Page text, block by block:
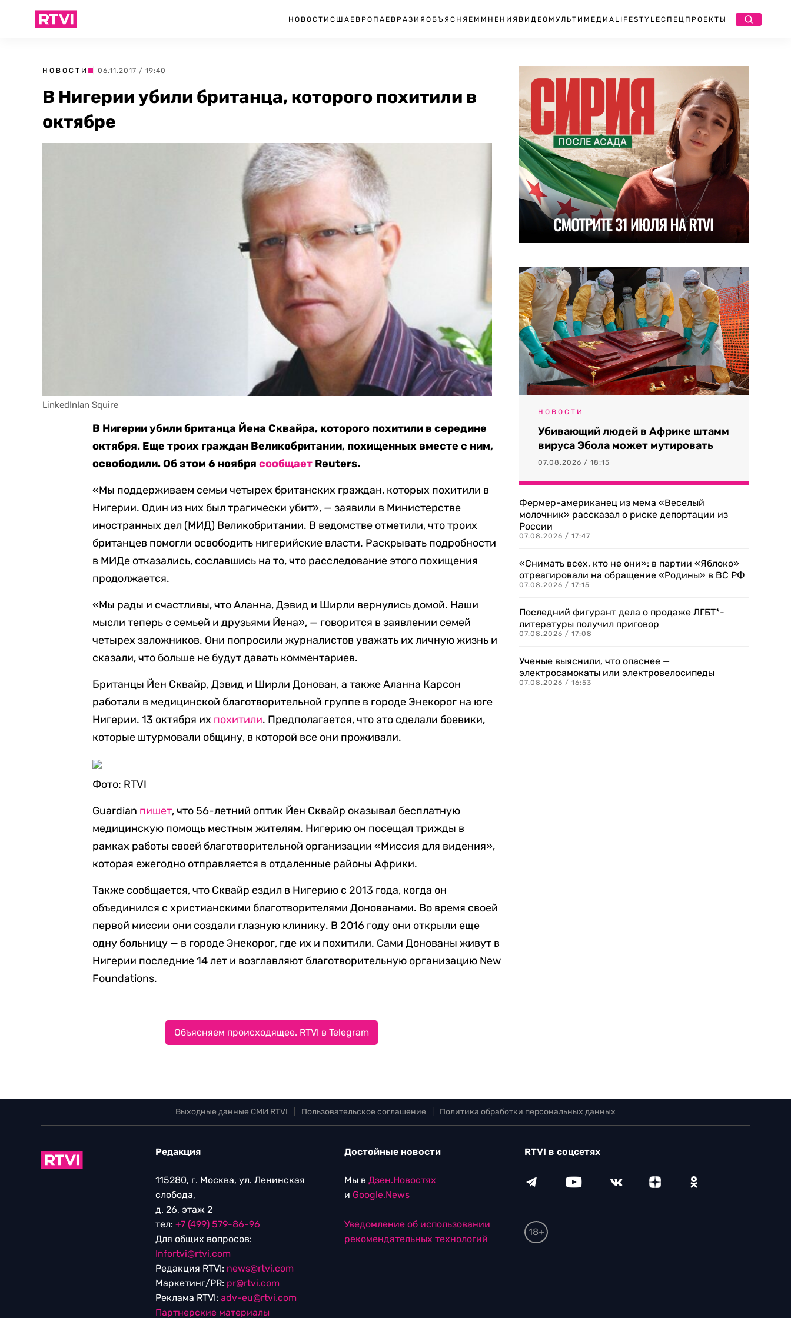
НОВОСТИ США ЕВРОПА ЕВРАЗИЯ ОБЪЯСНЯЕМ МНЕНИЯ ВИДЕО МУЛЬТИМЕДИА LIFESTYLEСПЕЦПРОЕКТЫ
НОВОСТИ | 06.11.2017 / 19:40
В Нигерии убили британца, которого похитили в
октябре
LinkedInIan Squire
В Нигерии убили британца Йена Сквайра, которого похитили в середине
октября. Еще троих граждан Великобритании, похищенных вместе с ним,
освободили. Об этом 6 ноябрясообщает Reuters.
«Мы поддерживаем семьи четырех британских граждан, которых похитили в
Нигерии. Один из них был трагически убит», — заявили в Министерстве
иностранных дел (МИД) Великобритании. В ведомстве отметили, что троих
британцев помогли освободить нигерийские власти. Раскрывать подробности
в МИДе отказались, сославшись на то, что расследование этого похищения
продолжается.
«Мы рады и счастливы, что Аланна, Дэвид и Ширли вернулись домой. Наши
мысли теперь с семьей и друзьями Йена», — говорится в заявлении семей
четырех заложников. Они попросили журналистов уважать их личную жизнь и
сказали, что больше не будут давать комментариев.
Британцы Йен Сквайр, Дэвид и Ширли Донован, а также Аланна Карсон
работали в медицинской благотворительной группе в городе Энекорог на юге
Нигерии. 13 октября их похитили. Предполагается, что это сделали боевики,
которые штурмовали общину, в которой все они проживали.
Фото: RTVI
Guardian пишет, что 56-летний оптик Йен Сквайр оказывал бесплатную
медицинскую помощь местным жителям. Нигерию он посещал трижды в
рамках работы своей благотворительной организации «Миссия для видения»,
которая ежегодно отправляется в отдаленные районы Африки.
Также сообщается, что Сквайр ездил в Нигерию с 2013 года, когда он
объединился с христианскими благотворителями Донованами. Во время своей
первой миссии они создали глазную клинику. В 2016 году они открыли еще
одну больницу — в городе Энекорог, где их и похитили. Сами Донованы живут в
Нигерии последние 14 лет и возглавляют благотворительную организацию New
Foundations.
Объясняем происходящее. RTVI в Telegram
НОВОСТИ
Убивающий людей в Африке штамм
вируса Эбола может мутировать
07.08.2026 / 18:15
Фермер-американец из мема «Веселый
молочник» рассказал о риске депортации из
России
07.08.2026 / 17:47
«Снимать всех, кто не они»: в партии «Яблоко»
отреагировали на обращение «Родины» в ВС РФ
07.08.2026 / 17:15
Последний фигурант дела о продаже ЛГБТ*-
литературы получил приговор
07.08.2026 / 17:08
Ученые выяснили, что опаснее —
электросамокаты или электровелосипеды
07.08.2026 / 16:53
Выходные данные СМИ RTVI Пользовательское соглашение Политика обработки персональных данных
Редакция
115280, г. Москва, ул. Ленинская
слобода,
д. 26, этаж 2
тел: +7 (499) 579-86-96
Для общих вопросов:
Infortvi@rtvi.com
Редакция RTVI: news@rtvi.com
Маркетинг/PR: pr@rtvi.com
Реклама RTVI: adv-eu@rtvi.com
Партнерские материалы
Достойные новости
Мы в Дзен.Новостях
и Google.News
Уведомление об использовании
рекомендательных технологий
RTVI в соцсетях
18+